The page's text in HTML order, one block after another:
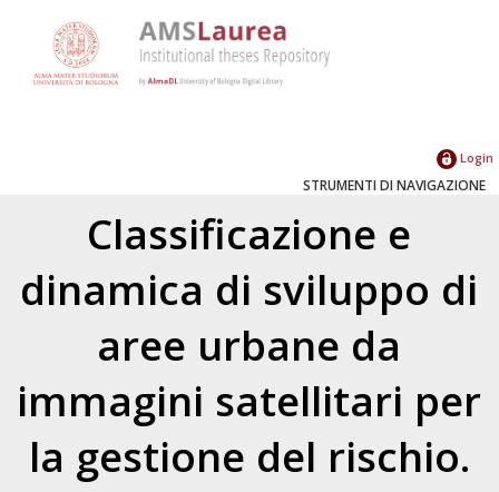
Login
STRUMENTI DI NAVIGAZIONE
Classificazione e
dinamica di sviluppo di
aree urbane da
immagini satellitari per
la gestione del rischio.